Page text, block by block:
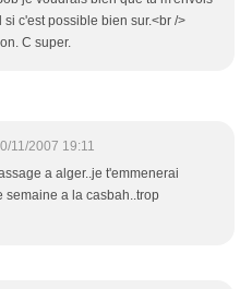
c'est possible bien sur.<br />
C super.
11/2007 19:11
a alger..je t'emmenerai
semaine a la casbah..trop